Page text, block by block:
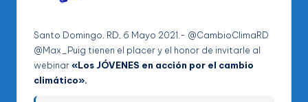
Santo Domingo, RD, 6 Mayo 2021.- @CambioClimaRD
@Max_Puig tienen el placer y el honor de invitarle al
webinar«Los JÓVENES en acción por el cambio
climático».